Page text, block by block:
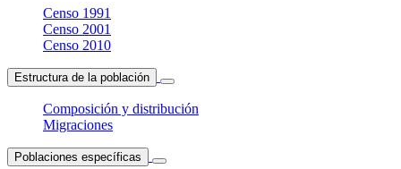
Censo 1991
Censo 2001
Censo 2010
Estructura de la población
Composición y distribución
Migraciones
Poblaciones específicas